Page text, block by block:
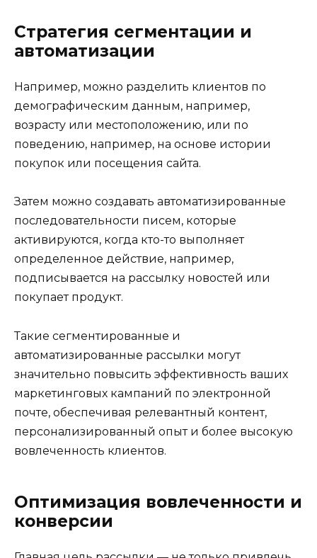
Стратегия сегментации и
автоматизации
Например, можно разделить клиентов по
демографическим данным, например,
возрасту или местоположению, или по
поведению, например, на основе истории
покупок или посещения сайта.
Затем можно создавать автоматизированные
последовательности писем, которые
активируются, когда кто-то выполняет
определенное действие, например,
подписывается на рассылку новостей или
покупает продукт.
Такие сегментированные и
автоматизированные рассылки могут
значительно повысить эффективность ваших
маркетинговых кампаний по электронной
почте, обеспечивая релевантный контент,
персонализированный опыт и более высокую
вовлеченность клиентов.
Оптимизация вовлеченности и
конверсии